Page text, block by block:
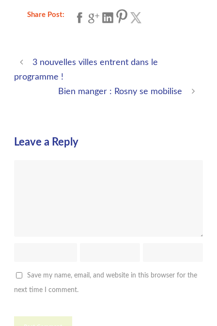
Share Post:
3 nouvelles villes entrent dans le
programme !
Bien manger : Rosny se mobilise
Leave a Reply
Save my name, email, and website in this browser for the
next time I comment.